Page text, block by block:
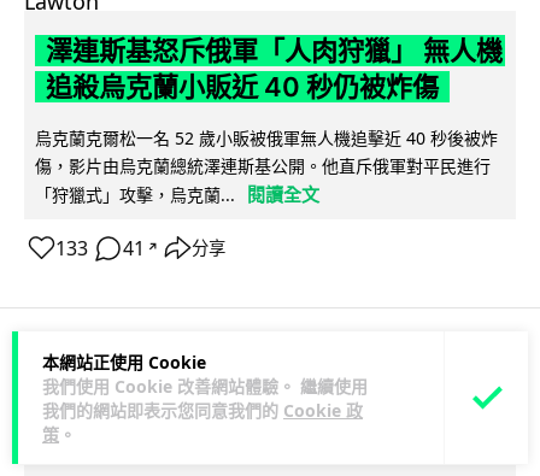
本網站正使用 Cookie
我們使用 Cookie 改善網站體驗。 繼續使用
我們的網站即表示您同意我們的 Cookie 政
策 。
澤連斯基怒斥俄軍「人肉狩獵」 無人機
追殺烏克蘭小販近 40 秒仍被炸傷
烏克蘭克爾松一名 52 歲小販被俄軍無人機追擊近 40 秒後被炸
傷，影片由烏克蘭總統澤連斯基公開。他直斥俄軍對平民進行
「狩獵式」攻擊，烏克蘭...
閱讀全文
133 41 ↗ 分享
人工智能
Lawton